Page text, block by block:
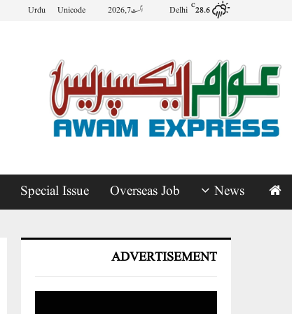
28.6
C
Delhi اگست 7, 2026 Unicode
Urdu
News
Overseas Job
Special Issue
ADVERTISEMENT